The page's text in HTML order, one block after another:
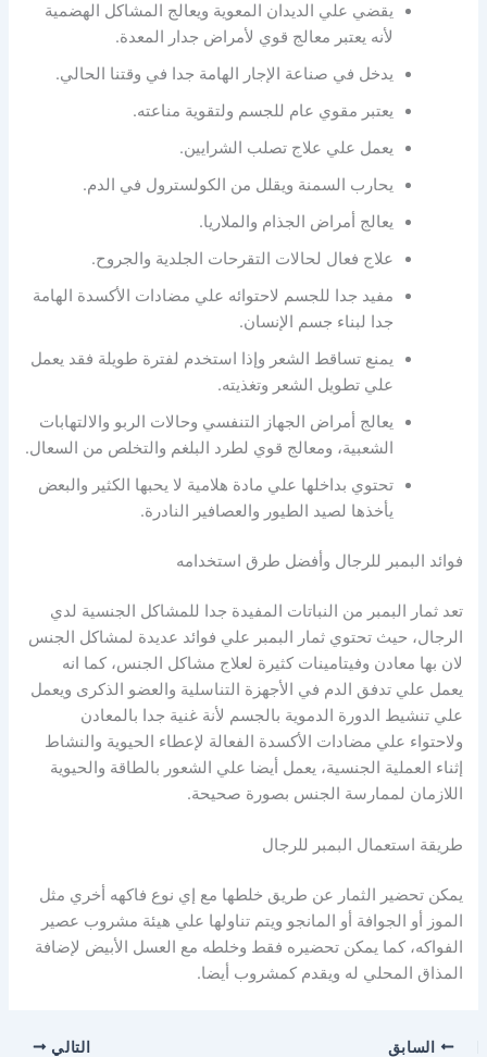
يقضي علي الديدان المعوية ويعالج المشاكل الهضمية
لأنه يعتبر معالج قوي لأمراض جدار المعدة.
يدخل في صناعة الإجار الهامة جدا في وقتنا الحالي.
يعتبر مقوي عام للجسم ولتقوية مناعته.
يعمل علي علاج تصلب الشرايين.
يحارب السمنة ويقلل من الكولسترول في الدم.
يعالج أمراض الجذام والملاريا.
علاج فعال لحالات التقرحات الجلدية والجروح.
مفيد جدا للجسم لاحتوائه علي مضادات الأكسدة الهامة
جدا لبناء جسم الإنسان.
يمنع تساقط الشعر وإذا استخدم لفترة طويلة فقد يعمل
علي تطويل الشعر وتغذيته.
يعالج أمراض الجهاز التنفسي وحالات الربو والالتهابات
الشعبية، ومعالج قوي لطرد البلغم والتخلص من السعال.
تحتوي بداخلها علي مادة هلامية لا يحبها الكثير والبعض
يأخذها لصيد الطيور والعصافير النادرة.
فوائد البمبر للرجال وأفضل طرق استخدامه
تعد ثمار البمبر من النباتات المفيدة جدا للمشاكل الجنسية لدي
الرجال، حيث تحتوي ثمار البمبر علي فوائد عديدة لمشاكل الجنس
لان بها معادن وفيتامينات كثيرة لعلاج مشاكل الجنس، كما انه
يعمل علي تدفق الدم في الأجهزة التناسلية والعضو الذكرى ويعمل
علي تنشيط الدورة الدموية بالجسم لأنة غنية جدا بالمعادن
ولاحتواء علي مضادات الأكسدة الفعالة لإعطاء الحيوية والنشاط
إثناء العملية الجنسية، يعمل أيضا علي الشعور بالطاقة والحيوية
اللازمان لممارسة الجنس بصورة صحيحة.
طريقة استعمال البمبر للرجال
يمكن تحضير الثمار عن طريق خلطها مع إي نوع فاكهه أخري مثل
الموز أو الجوافة أو المانجو ويتم تناولها علي هيئة مشروب عصير
الفواكه، كما يمكن تحضيره فقط وخلطه مع العسل الأبيض لإضافة
المذاق المحلي له ويقدم كمشروب أيضا.
السابق التالي